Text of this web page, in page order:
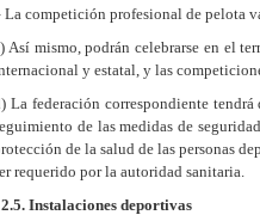
La competición profesional de pelota
Así mismo, podrán celebrarse en el
y estatal, y las
La federación correspondiente
de las medidas de
de la salud de las personas
requerido por la autoridad sanitaria.
Instalaciones deportivas